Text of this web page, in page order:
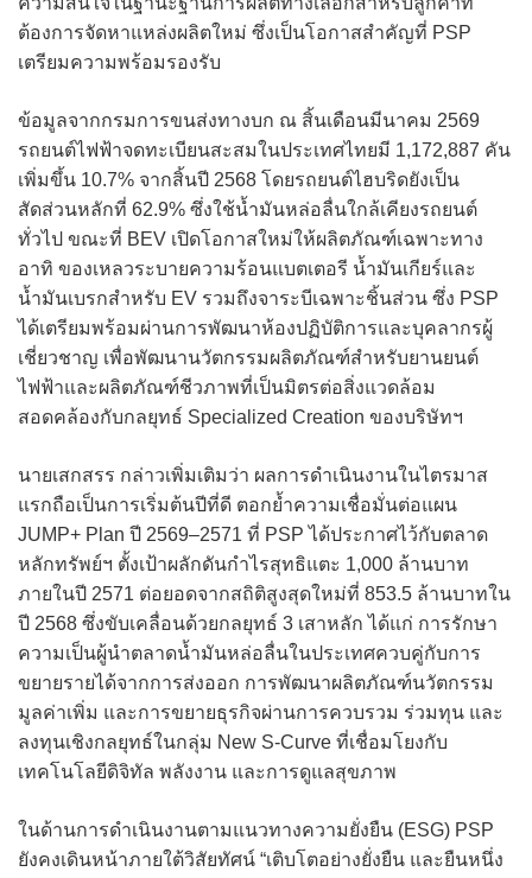
ต้องการจัดหาแหล่งผลิตใหม่ ซึ่งเป็นโอกาสสำคัญที่ PSP
เตรียมความพร้อมรองรับ
ข้อมูลจากกรมการขนส่งทางบก ณ สิ้นเดือนมีนาคม 2569
รถยนต์ไฟฟ้าจดทะเบียนสะสมในประเทศไทยมี 1,172,887 คัน
เพิ่มขึ้น 10.7% จากสิ้นปี 2568 โดยรถยนต์ไฮบริดยังเป็น
สัดส่วนหลักที่ 62.9% ซึ่งใช้น้ำมันหล่อลื่นใกล้เคียงรถยนต์
ทั่วไป ขณะที่ BEV เปิดโอกาสใหม่ให้ผลิตภัณฑ์เฉพาะทาง
อาทิ ของเหลวระบายความร้อนแบตเตอรี น้ำมันเกียร์และ
น้ำมันเบรกสำหรับ EV รวมถึงจาระบีเฉพาะชิ้นส่วน ซึ่ง PSP
ได้เตรียมพร้อมผ่านการพัฒนาห้องปฏิบัติการและบุคลากรผู้
เชี่ยวชาญ เพื่อพัฒนานวัตกรรมผลิตภัณฑ์สำหรับยานยนต์
ไฟฟ้าและผลิตภัณฑ์ชีวภาพที่เป็นมิตรต่อสิ่งแวดล้อม
สอดคล้องกับกลยุทธ์ Specialized Creation ของบริษัทฯ
นายเสกสรร กล่าวเพิ่มเติมว่า ผลการดำเนินงานในไตรมาส
แรกถือเป็นการเริ่มต้นปีที่ดี ตอกย้ำความเชื่อมั่นต่อแผน
JUMP+ Plan ปี 2569–2571 ที่ PSP ได้ประกาศไว้กับตลาด
หลักทรัพย์ฯ ตั้งเป้าผลักดันกำไรสุทธิแตะ 1,000 ล้านบาท
ภายในปี 2571 ต่อยอดจากสถิติสูงสุดใหม่ที่ 853.5 ล้านบาทใน
ปี 2568 ซึ่งขับเคลื่อนด้วยกลยุทธ์ 3 เสาหลัก ได้แก่ การรักษา
ความเป็นผู้นำตลาดน้ำมันหล่อลื่นในประเทศควบคู่กับการ
ขยายรายได้จากการส่งออก การพัฒนาผลิตภัณฑ์นวัตกรรม
มูลค่าเพิ่ม และการขยายธุรกิจผ่านการควบรวม ร่วมทุน และ
ลงทุนเชิงกลยุทธ์ในกลุ่ม New S-Curve ที่เชื่อมโยงกับ
เทคโนโลยีดิจิทัล พลังงาน และการดูแลสุขภาพ
ในด้านการดำเนินงานตามแนวทางความยั่งยืน (ESG) PSP
ยังคงเดินหน้าภายใต้วิสัยทัศน์ “เติบโตอย่างยั่งยืน และยืนหนึ่ง